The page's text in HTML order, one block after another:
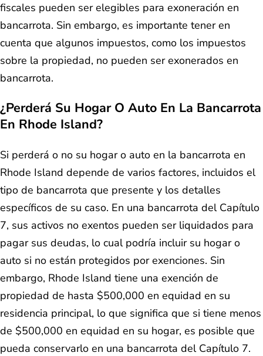
fiscales pueden ser elegibles para exoneración en
bancarrota. Sin embargo, es importante tener en
cuenta que algunos impuestos, como los impuestos
sobre la propiedad, no pueden ser exonerados en
bancarrota.
¿Perderá Su Hogar O Auto En La Bancarrota
En Rhode Island?
Si perderá o no su hogar o auto en la bancarrota en
Rhode Island depende de varios factores, incluidos el
tipo de bancarrota que presente y los detalles
específicos de su caso. En una bancarrota del Capítulo
7, sus activos no exentos pueden ser liquidados para
pagar sus deudas, lo cual podría incluir su hogar o
auto si no están protegidos por exenciones. Sin
embargo, Rhode Island tiene una exención de
propiedad de hasta $500,000 en equidad en su
residencia principal, lo que significa que si tiene menos
de $500,000 en equidad en su hogar, es posible que
pueda conservarlo en una bancarrota del Capítulo 7.